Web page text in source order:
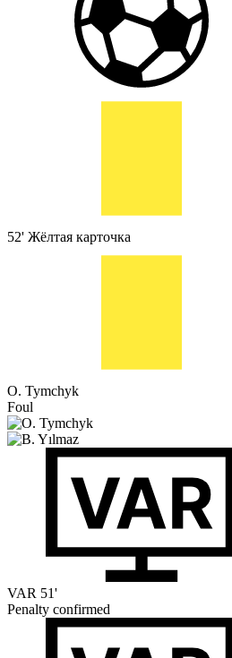
52' Жёлтая карточка
O. Tymchyk
Foul
VAR 51'
Penalty confirmed